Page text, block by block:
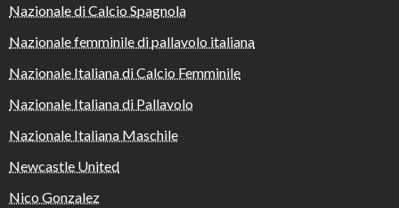
Nazionale di Calcio Spagnola
Nazionale femminile di pallavolo italiana
Nazionale Italiana di Calcio Femminile
Nazionale Italiana di Pallavolo
Nazionale Italiana Maschile
Newcastle United
Nico Gonzalez